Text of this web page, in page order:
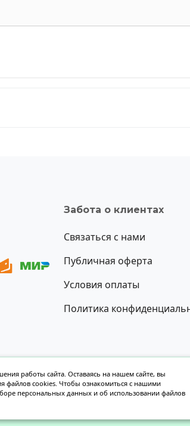
Забота о клиентах
Связаться с нами
Публичная оферта
Условия оплаты
Политика
Создание сайта oksoft.ru
работы сайта. Оставаясь на нашем сайте, вы
файлов cookies. Чтобы ознакомиться с нашими
персональных данных и об использовании файлов